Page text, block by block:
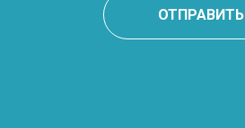
ОТПРАВИТЬ